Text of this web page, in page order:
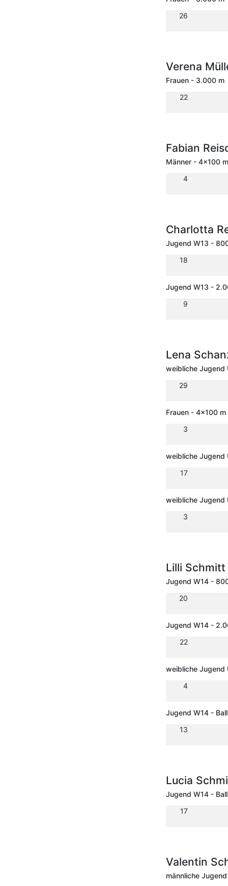
26
Verena
Frauen - 3.000 m
22
Fabian
Männer - 4x100
4
Charlotta
Jugend W13 -
18
Jugend W13 -
9
Lena
weibliche Jugend
29
Frauen - 4x100
3
weibliche
17
weibliche Jugend
3
Lilli Schmitt
Jugend W14 -
20
Jugend W14 -
22
weibliche Jugend
4
Jugend W14 -
13
Lucia
Jugend W14 -
17
Valentin
männliche